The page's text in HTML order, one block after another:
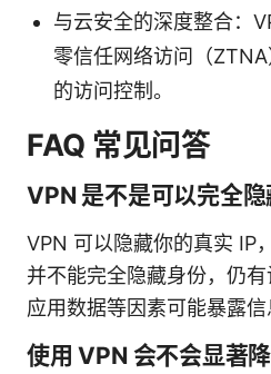
与云安全的深度整合：
零信任网络访问（
的访问控制。
FAQ 常见问答
VPN 是不是可以完全隐
VPN 可以隐藏你的真实 IP
并不能完全隐藏身份，仍有
应用数据等因素可能暴露信
使用 VPN 会不会显著